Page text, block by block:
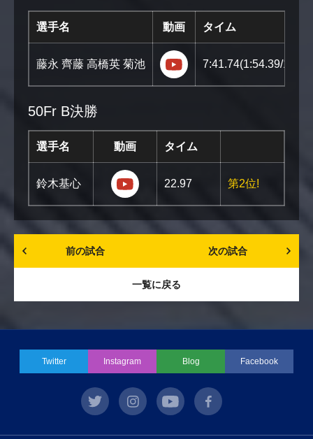
選手名 動画 タイム
藤永 齊藤 高橋英 菊池 https://youtu.be/
7:41.74(1:54.39/
50Fr B決勝
選手名 動画 タイム
鈴木基心 https://youtu.be/
22.97 第2位!
前の試合
一覧に戻る
次の試合
Twitter Instagram Blog Facebook
twitter instagramyoutube